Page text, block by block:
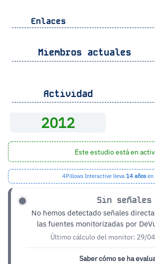
Enlaces
Miembros actuales
Actividad
2012
Este estudio está en
4Pillows Interactive lleva 14 añosen
Sin señales
No hemos detectado señales
las fuentes monitorizadas por
Último cálculo del monitor: 29/
Saber cómo se ha